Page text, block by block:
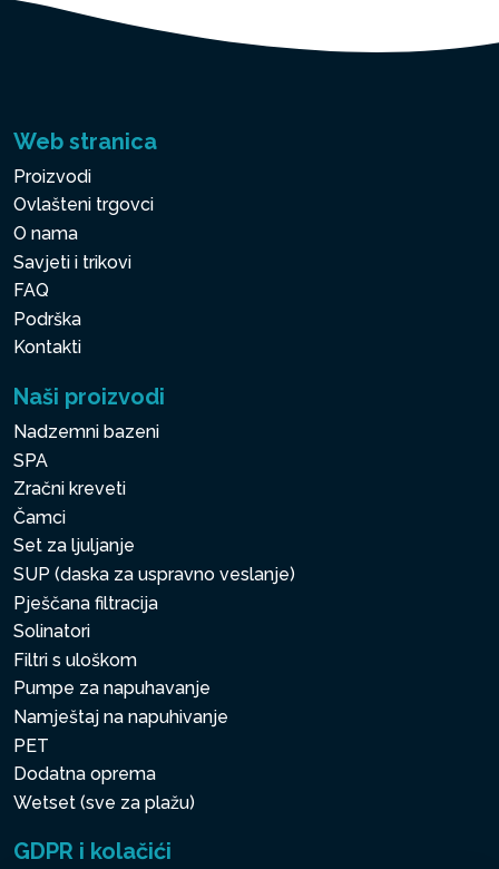
Web stranica
Proizvodi
Ovlašteni trgovci
O nama
Savjeti i trikovi
FAQ
Podrška
Kontakti
Naši proizvodi
Nadzemni bazeni
SPA
Zračni kreveti
Čamci
Set za ljuljanje
SUP (daska za uspravno veslanje)
Pješčana filtracija
Solinatori
Filtri s uloškom
Pumpe za napuhavanje
Namještaj na napuhivanje
PET
Dodatna oprema
Wetset (sve za plažu)
GDPR i kolačići